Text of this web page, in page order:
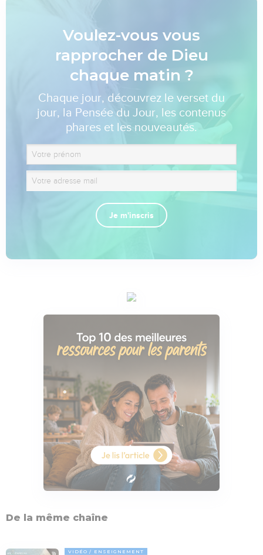
Voulez-vous vous
rapprocher de Dieu
chaque matin ?
Chaque jour, découvrez le verset du
jour, la Pensée du Jour, les contenus
phares et les nouveautés.
Je m'inscris
De la même chaîne
VIDÉO ENSEIGNEMENT